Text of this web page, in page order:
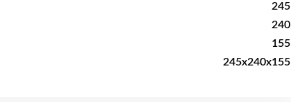
245
240
155
245x240x155